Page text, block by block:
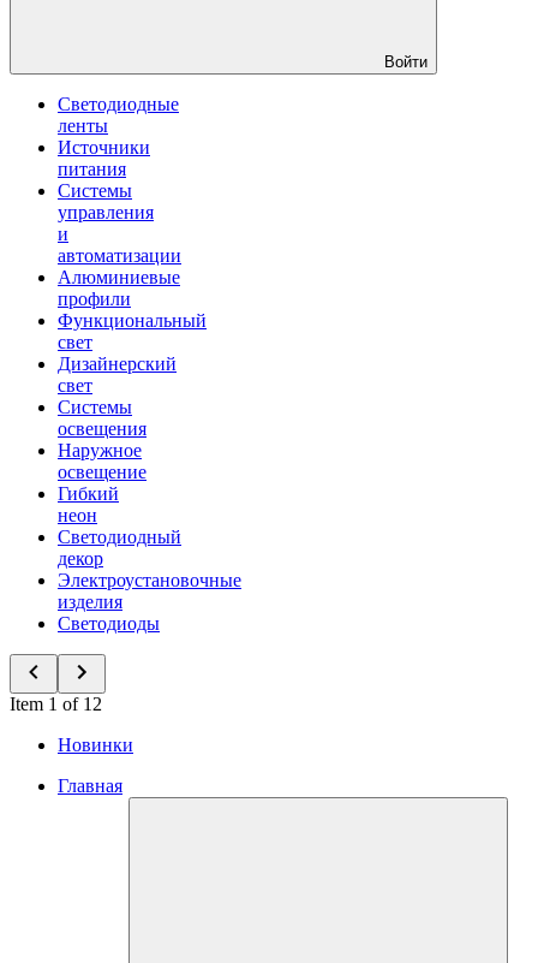
Войти
Светодиодные
ленты
Источники
питания
Системы
управления
и
автоматизации
Алюминиевые
профили
Функциональный
свет
Дизайнерский
свет
Системы
освещения
Наружное
освещение
Гибкий
неон
Светодиодный
декор
Электроустановочные
изделия
Светодиоды
Item 1 of 12
Новинки
Главная